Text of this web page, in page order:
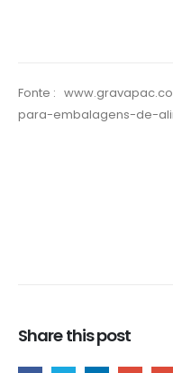
Fonte :
para-embalagens-de-
Share this post